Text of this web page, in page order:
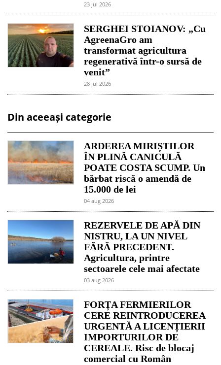
23 jul 2026
SERGHEI STOIANOV: „Cu
AgreenaGro am
transformat agricultura
regenerativă într-o sursă de
venit”
28 jul 2026
Din aceeași categorie
ARDEREA MIRIȘTILOR
ÎN PLINĂ CANICULĂ
POATE COSTA SCUMP. Un
bărbat riscă o amendă de
15.000 de lei
04 aug 2026
REZERVELE DE APĂ DIN
NISTRU, LA UN NIVEL
FĂRĂ PRECEDENT.
Agricultura, printre
sectoarele cele mai afectate
03 aug 2026
FORȚA FERMIERILOR
CERE REINTRODUCEREA
URGENTĂ A LICENȚIERII
IMPORTURILOR DE
CEREALE. Risc de blocaj
comercial cu Român